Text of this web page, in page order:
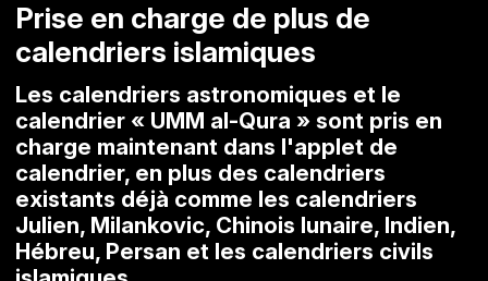
Prise en charge de plus de
calendriers islamiques
Les calendriers astronomiques et le
calendrier « UMM al-Qura » sont pris en
charge maintenant dans l'applet de
calendrier, en plus des calendriers
existants déjà comme les calendriers
Julien, Milankovic, Chinois lunaire, Indien,
Hébreu, Persan et les calendriers civils